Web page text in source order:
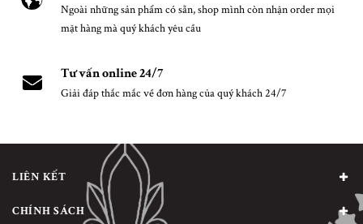
Ngoài những sản phẩm có sẵn, shop mình còn nhận order mọi
mặt hàng mà quý khách yêu cầu
Tư vấn online 24/7
Giải đáp thắc mắc về đơn hàng của quý khách 24/7
LIÊN KẾT
CHÍNH SÁCH